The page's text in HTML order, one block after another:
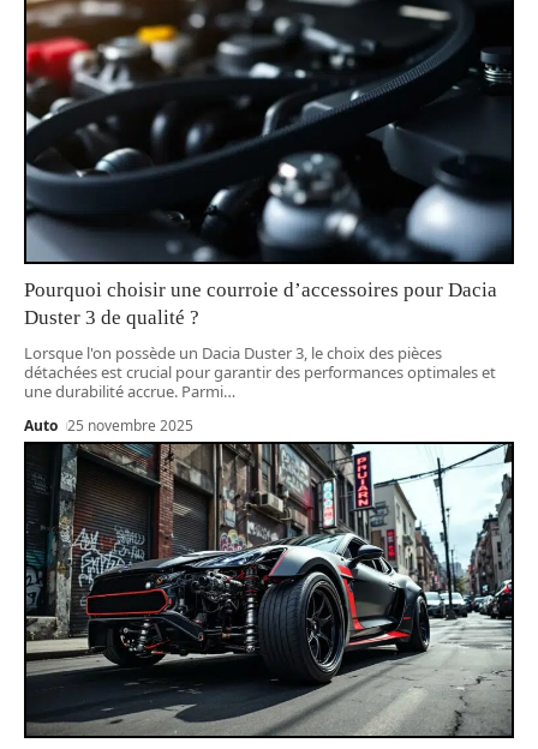
Pourquoi choisir une courroie d’accessoires pour Dacia
Duster 3 de qualité ?
Lorsque l'on possède un Dacia Duster 3, le choix des pièces
détachées est crucial pour garantir des performances optimales et
une durabilité accrue. Parmi…
Auto 25 novembre 2025